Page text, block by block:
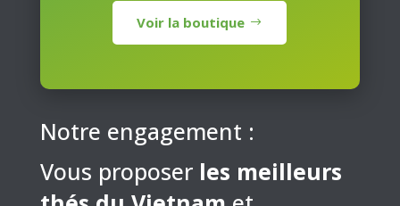
Voir la boutique
Notre engagement :
Vous proposer les meilleurs